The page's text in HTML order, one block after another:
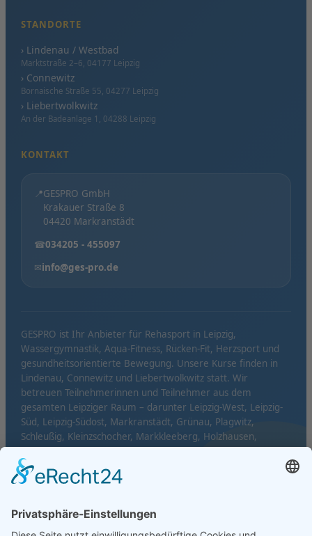
STANDORTE
› Lindenau / Westbad
Marktstraße 2–6, 04177 Leipzig
› Connewitz
Bornaische Straße 55, 04277 Leipzig
› Liebertwolkwitz
An der Badeanlage 1, 04288 Leipzig
KONTAKT
📍GESPRO GmbH
Krakauer Straße 8
04420 Markranstädt
☎034205 - 455097
✉info@ges-pro.de
GESPRO ist Ihr Anbieter für Rehasport in Leipzig,
Wassergymnastik, Aqua-Fitness, Rücken-Fit, Herzsport und
gesundheitsorientierte Bewegung. Unsere Kurse finden in
Lindenau, Connewitz und Liebertwolkwitz statt. Wir
betreuen Teilnehmerinnen und Teilnehmer aus dem
gesamten Leipziger Raum – darunter Leipzig-West, Leipzig-
Süd, Leipzig-Südost, Markranstädt, Grünau, Plagwitz,
Schleußig, Kleinzschocher, Markkleeberg, Holzhausen,
Mölkau und Probstheida.
ImpressumDatenschutzKontaktStandorte
Made with
by TGS Webdesign